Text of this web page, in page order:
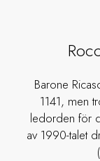
Barone
1141, men
ledorden för
av 1990-talet